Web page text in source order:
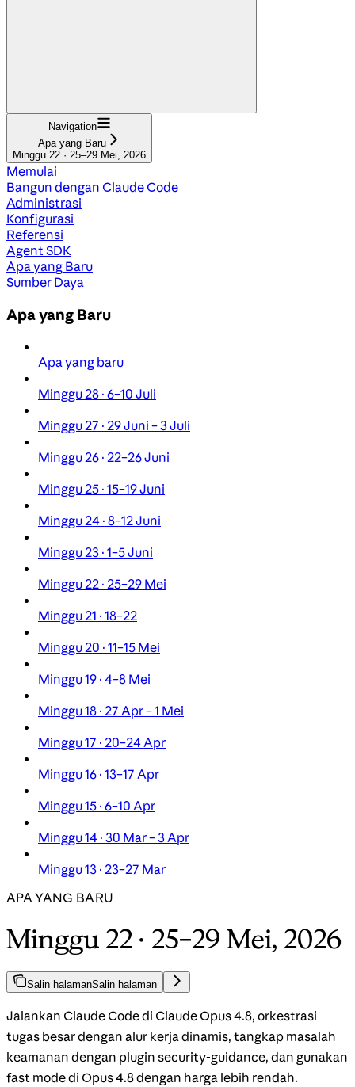
Navigation
Apa yang Baru
Minggu 22 · 25–29 Mei, 2026
Memulai
Bangun dengan Claude Code
Administrasi
Konfigurasi
Referensi
Agent SDK
Apa yang Baru
Sumber Daya
Apa yang Baru
Apa yang baru
Minggu 28 · 6–10 Juli
Minggu 27 · 29 Juni – 3 Juli
Minggu 26 · 22–26 Juni
Minggu 25 · 15–19 Juni
Minggu 24 · 8–12 Juni
Minggu 23 · 1–5 Juni
Minggu 22 · 25–29 Mei
Minggu 21 · 18–22
Minggu 20 · 11–15 Mei
Minggu 19 · 4–8 Mei
Minggu 18 · 27 Apr – 1 Mei
Minggu 17 · 20–24 Apr
Minggu 16 · 13–17 Apr
Minggu 15 · 6–10 Apr
Minggu 14 · 30 Mar – 3 Apr
Minggu 13 · 23–27 Mar
APA YANG BARU
Minggu 22 · 25–29 Mei, 2026
Salin halamanSalin halaman
Jalankan Claude Code di Claude Opus 4.8, orkestrasi
tugas besar dengan alur kerja dinamis, tangkap masalah
keamanan dengan plugin security-guidance, dan gunakan
fast mode di Opus 4.8 dengan harga lebih rendah.